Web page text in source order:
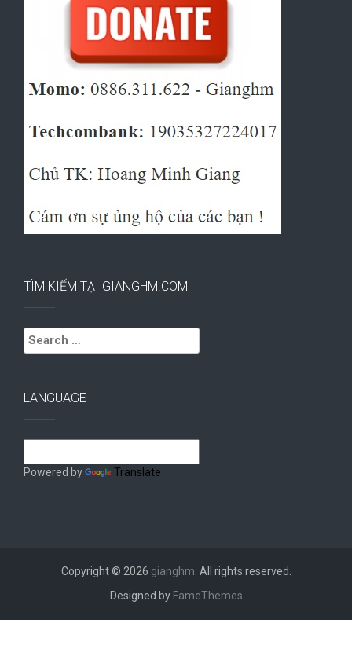
TÌM KIẾM TẠI GIANGHM.COM
Search
for:
LANGUAGE
Powered by Translate
Copyright © 2026 gianghm. All rights reserved.
Designed by FameThemes